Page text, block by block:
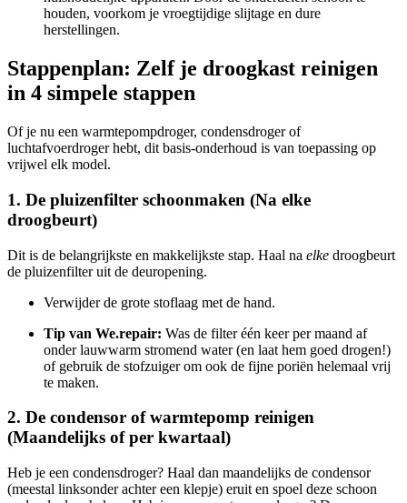
houden, voorkom je vroegtijdige slijtage en dure
herstellingen.
Stappenplan: Zelf je droogkast reinigen
in 4 simpele stappen
Of je nu een warmtepompdroger, condensdroger of
luchtafvoerdroger hebt, dit basis-onderhoud is van toepassing op
vrijwel elk model.
1. De pluizenfilter schoonmaken (Na elke
droogbeurt)
Dit is de belangrijkste en makkelijkste stap. Haal na elke droogbeurt
de pluizenfilter uit de deuropening.
Verwijder de grote stoflaag met de hand.
Tip van We.repair: Was de filter één keer per maand af
onder lauwwarm stromend water (en laat hem goed drogen!)
of gebruik de stofzuiger om ook de fijne poriën helemaal vrij
te maken.
2. De condensor of warmtepomp reinigen
(Maandelijks of per kwartaal)
Heb je een condensdroger? Haal dan maandelijks de condensor
(meestal linksonder achter een klepje) eruit en spoel deze schoon